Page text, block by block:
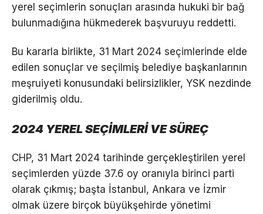
yerel seçimlerin sonuçları arasında hukuki bir bağ
bulunmadığına hükmederek başvuruyu reddetti.
Bu kararla birlikte, 31 Mart 2024 seçimlerinde elde
edilen sonuçlar ve seçilmiş belediye başkanlarının
meşruiyeti konusundaki belirsizlikler, YSK nezdinde
giderilmiş oldu.
2024 YEREL SEÇİMLERİ VE SÜREÇ
CHP, 31 Mart 2024 tarihinde gerçekleştirilen yerel
seçimlerden yüzde 37.6 oy oranıyla birinci parti
olarak çıkmış; başta İstanbul, Ankara ve İzmir
olmak üzere birçok büyükşehirde yönetimi